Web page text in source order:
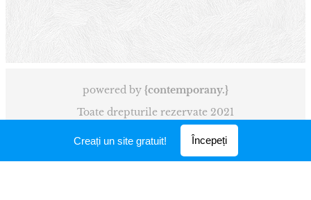
powered by {contemporany.}
Toate drepturile rezervate 2021
Creat cu
Webnode
Creați un site gratuit! Începeți